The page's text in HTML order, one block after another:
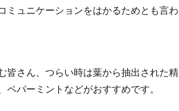
ミュニケーションをはかるためとも言わ
皆さん、つらい時は葉から抽出された精
パーミントなどがおすすめです。